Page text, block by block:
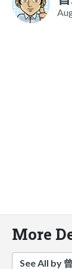
More
See All by